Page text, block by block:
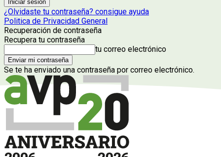
¿Olvidaste tu contraseña? consigue ayuda
Politica de Privacidad General
Recuperación de contraseña
Recupera tu contraseña
tu correo electrónico
Se te ha enviado una contraseña por correo electrónico.